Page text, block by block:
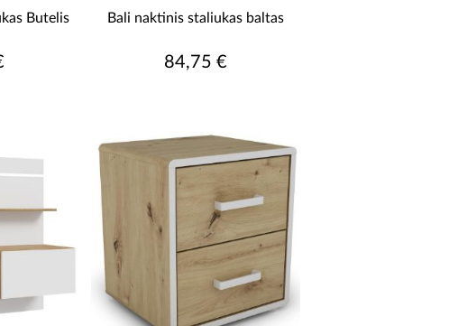
medžio drožlių plokštė
STALČIŲ SKAIČIUS
1 stalčius
2-stalčiai
3 stalčius
be stalčių
STALVIRŠIO FORMA
Butelis
Bali naktinis staliukas baltas
84,75 €